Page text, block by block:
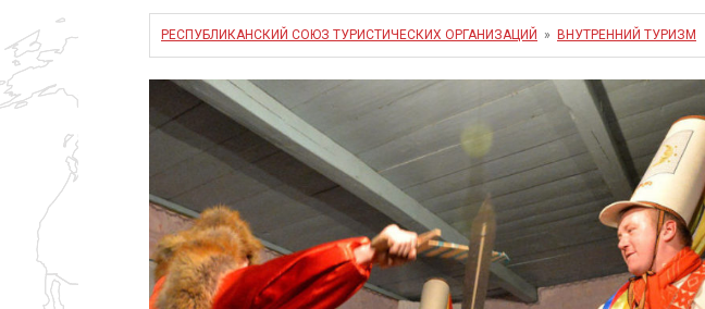
РЕСПУБЛИКАНСКИЙ СОЮЗ ТУРИСТИЧЕСКИХ ОРГАНИЗАЦИЙ » ВНУТРЕННИЙ ТУРИЗМ